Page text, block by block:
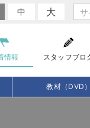
中 大
情報 スタッフブロ
教材（DVD）